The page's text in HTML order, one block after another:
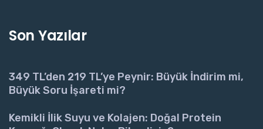
Son Yazılar
349 TL’den 219 TL’ye Peynir: Büyük İndirim mi,
Büyük Soru İşareti mi?
Kemikli İlik Suyu ve Kolajen: Doğal Protein